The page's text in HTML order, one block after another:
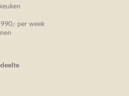
per week